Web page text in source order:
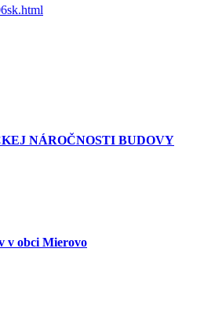
NÁROČNOSTI BUDOVY
v obci Mierovo